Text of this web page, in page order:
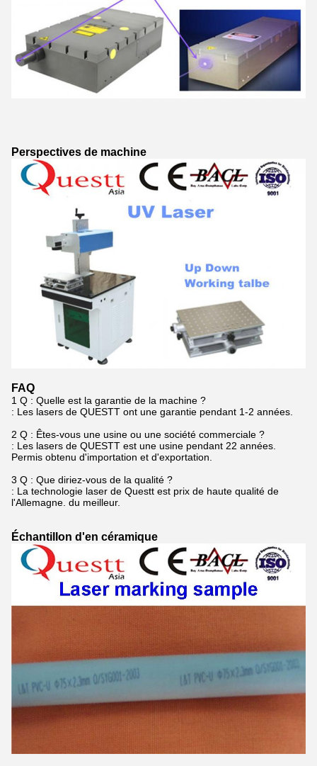
Perspectives de machine
FAQ
1 Q : Quelle est la garantie de la machine ?
: Les lasers de QUESTT ont une garantie pendant 1-2 années.
2 Q : Êtes-vous une usine ou une société commerciale ?
: Les lasers de QUESTT est une usine pendant 22 années.
Permis obtenu d'importation et d'exportation.
3 Q : Que diriez-vous de la qualité ?
: La technologie laser de Questt est prix de haute qualité de
l'Allemagne. du meilleur.
Échantillon d'en céramique